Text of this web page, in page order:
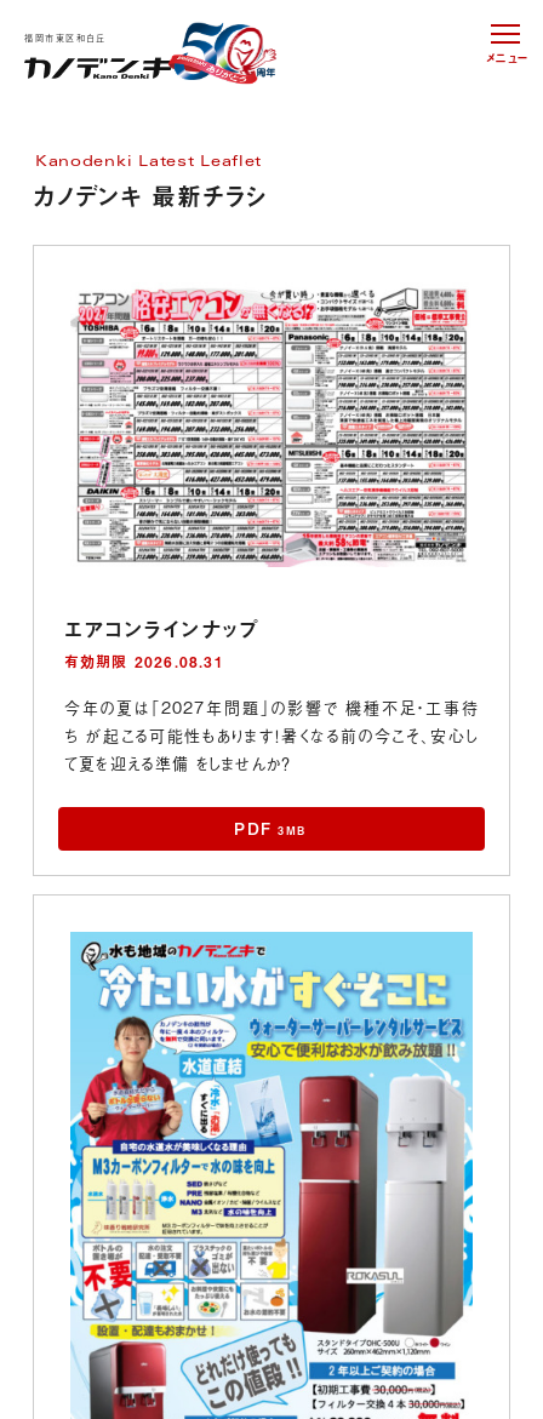
メニュー
福岡市東区和白丘
Kanodenki Latest Leaflet
カノデンキ 最新チラシ
エアコンラインナップ
有効期限 2026.08.31
今年の夏は「2027年問題」の影響で 機種不足・工事待
ち が起こる可能性もあります！暑くなる前の今こそ、安心し
て夏を迎える準備 をしませんか？
PDF 3MB